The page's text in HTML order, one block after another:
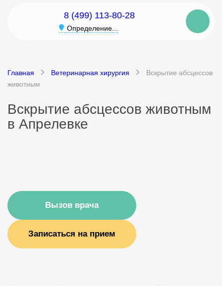
8 (499) 113-80-28
Определение...
Главная Ветеринарная хирургия
Вскрытие абсцессов
животным
Вскрытие абсцессов животным
в Апрелевке
Вызов врача
Записаться на прием